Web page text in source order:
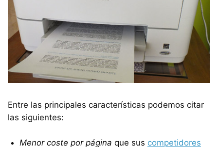
Entre las principales características podemos citar
las siguientes:
Menor coste por página que sus competidores